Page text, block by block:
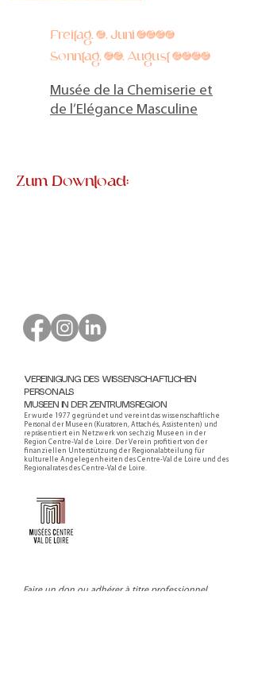
Freitag, 5. Juni 2026
Sonntag, 30. August 2026
Musée de la Chemiserie et
de l’Elégance Masculine
Zum Download:
VEREINIGUNG DES WISSENSCHAFTLICHEN
PERSONALS
MUSEEN IN DER ZENTRUMSREGION
Er wurde 1977 gegründet und vereint das wissenschaftliche
Personal der Museen (Kuratoren, Attachés, Assistenten) und
repräsentiert ein Netzwerk von sechzig Museen in der
Region Centre-Val de Loire. Der Verein profitiert von der
finanziellen Unterstützung der Regionalabteilung für
kulturelle Angelegenheiten des Centre-Val de Loire und des
Regionalrates des Centre-Val de Loire.
Faire un don ou adhérer à titre professionnel